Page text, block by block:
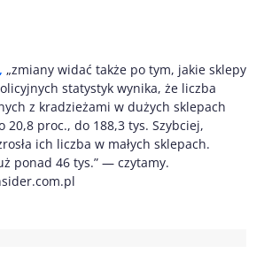
„zmiany widać także po tym, jakie sklepy
statystyk wynika, że liczba
z kradzieżami w dużych sklepach
20,8 proc., do 188,3 tys. Szybciej,
ich liczba w małych sklepach.
ponad 46 tys.” — czytamy.